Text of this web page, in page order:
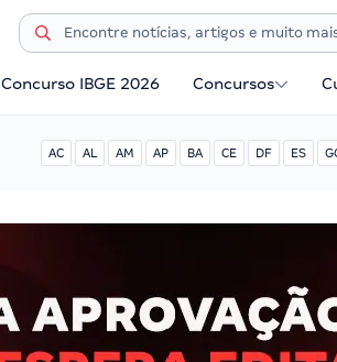
Concurso IBGE 2026 Concursos
AC AL AM AP BA CE DF ES